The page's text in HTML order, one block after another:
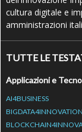
cultura digitale e
amministrazioni
TUTTE LE
Applicazioni e
AI4BUSINESS
BIGDATA4INNOVATION